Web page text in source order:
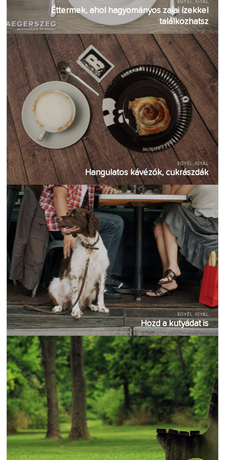
EGYÉL, IGYÁL
Éttermek, ahol hagyományos zalai ízekkel
találkozhatsz
EGYÉL, IGYÁL
Hangulatos kávézók, cukrászdák
EGYÉL, IGYÁL
Hozd a kutyádat is